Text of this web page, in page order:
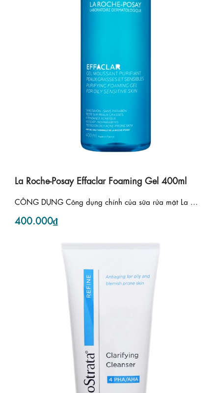
La Roche-Posay Effaclar Foaming Gel 400ml
CÔNG DỤNG Công dụng chính của sữa rửa mặt La ...
400.000₫